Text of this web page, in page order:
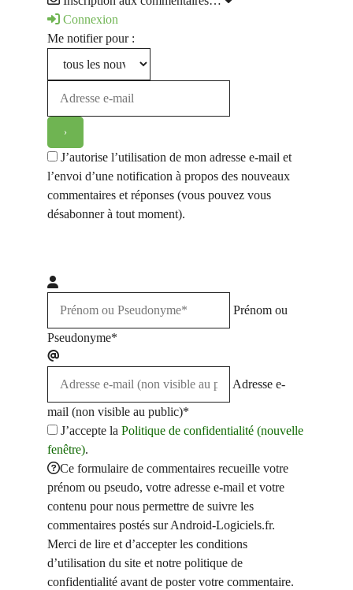
Connexion
Me notifier pour :
J’autorise l’utilisation de mon adresse e-mail et
l’envoi d’une notification à propos des nouveaux
commentaires et réponses (vous pouvez vous
désabonner à tout moment).
Prénom ou
Pseudonyme*
Adresse e-
mail (non visible au public)*
J’accepte la Politique de confidentialité (nouvelle
fenêtre).
Ce formulaire de commentaires recueille votre
prénom ou pseudo, votre adresse e-mail et votre
contenu pour nous permettre de suivre les
commentaires postés sur Android-Logiciels.fr.
Merci de lire et d’accepter les conditions
d’utilisation du site et notre politique de
confidentialité avant de poster votre commentaire.